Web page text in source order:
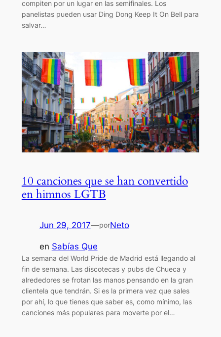
compiten por un lugar en las semifinales. Los
panelistas pueden usar Ding Dong Keep It On Bell para
salvar…
10 canciones que se han convertido
en himnos LGTB
Jun 29, 2017—porNeto
en Sabías Que
La semana del World Pride de Madrid está llegando al
fin de semana. Las discotecas y pubs de Chueca y
alrededores se frotan las manos pensando en la gran
clientela que tendrán. Si es la primera vez que sales
por ahí, lo que tienes que saber es, como mínimo, las
canciones más populares para moverte por el…